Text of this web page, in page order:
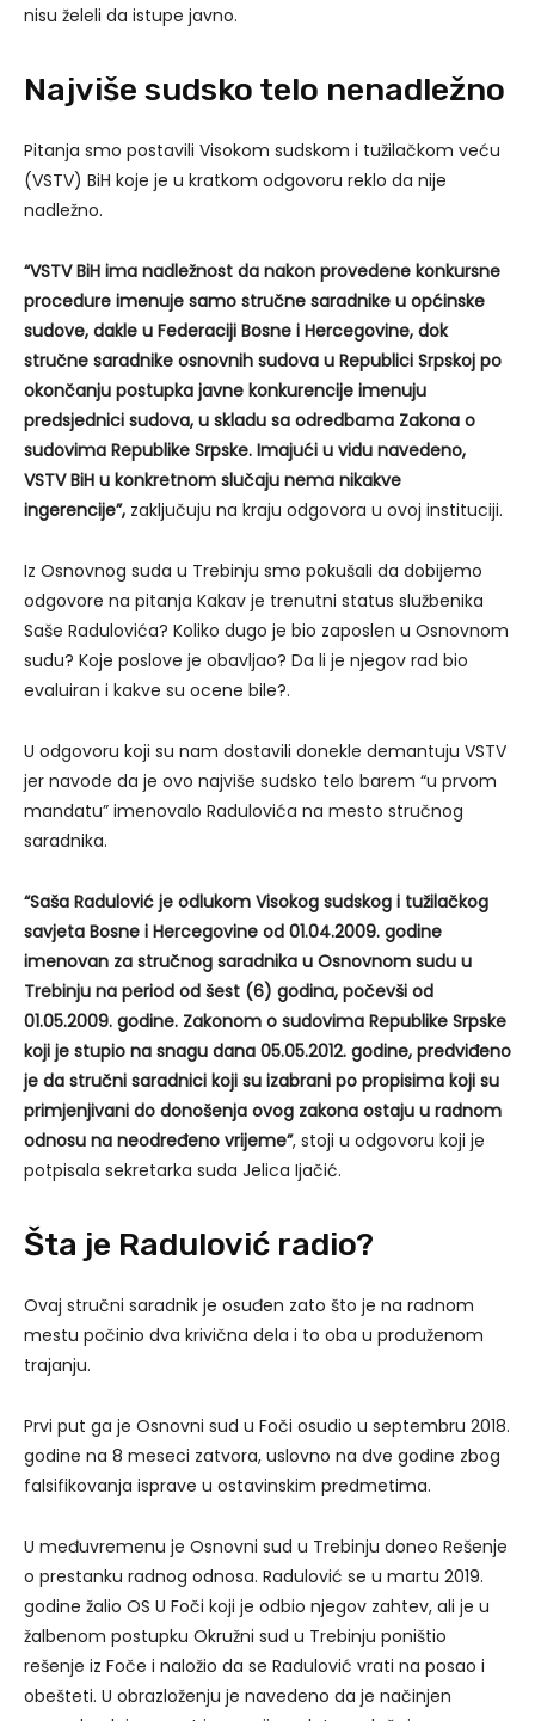
nisu želeli da istupe javno.
Najviše sudsko telo nenadležno
Pitanja smo postavili Visokom sudskom i tužilačkom veću
(VSTV) BiH koje je u kratkom odgovoru reklo da nije
nadležno.
“VSTV BiH ima nadležnost da nakon provedene konkursne
procedure imenuje samo stručne saradnike u općinske
sudove, dakle u Federaciji Bosne i Hercegovine, dok
stručne saradnike osnovnih sudova u Republici Srpskoj po
okončanju postupka javne konkurencije imenuju
predsjednici sudova, u skladu sa odredbama Zakona o
sudovima Republike Srpske. Imajući u vidu navedeno,
VSTV BiH u konkretnom slučaju nema nikakve
ingerencije”, zaključuju na kraju odgovora u ovoj instituciji.
Iz Osnovnog suda u Trebinju smo pokušali da dobijemo
odgovore na pitanja Kakav je trenutni status službenika
Saše Radulovića? Koliko dugo je bio zaposlen u Osnovnom
sudu? Koje poslove je obavljao? Da li je njegov rad bio
evaluiran i kakve su ocene bile?.
U odgovoru koji su nam dostavili donekle demantuju VSTV
jer navode da je ovo najviše sudsko telo barem “u prvom
mandatu” imenovalo Radulovića na mesto stručnog
saradnika.
“Saša Radulović je odlukom Visokog sudskog i tužilačkog
savjeta Bosne i Hercegovine od 01.04.2009. godine
imenovan za stručnog saradnika u Osnovnom sudu u
Trebinju na period od šest (6) godina, počevši od
01.05.2009. godine. Zakonom o sudovima Republike Srpske
koji je stupio na snagu dana 05.05.2012. godine, predviđeno
je da stručni saradnici koji su izabrani po propisima koji su
primjenjivani do donošenja ovog zakona ostaju u radnom
odnosu na neodređeno vrijeme”, stoji u odgovoru koji je
potpisala sekretarka suda Jelica Ijačić.
Šta je Radulović radio?
Ovaj stručni saradnik je osuđen zato što je na radnom
mestu počinio dva krivična dela i to oba u produženom
trajanju.
Prvi put ga je Osnovni sud u Foči osudio u septembru 2018.
godine na 8 meseci zatvora, uslovno na dve godine zbog
falsifikovanja isprave u ostavinskim predmetima.
U međuvremenu je Osnovni sud u Trebinju doneo Rešenje
o prestanku radnog odnosa. Radulović se u martu 2019.
godine žalio OS U Foči koji je odbio njegov zahtev, ali je u
žalbenom postupku Okružni sud u Trebinju poništio
rešenje iz Foče i naložio da se Radulović vrati na posao i
obešteti. U obrazloženju je navedeno da je načinjen